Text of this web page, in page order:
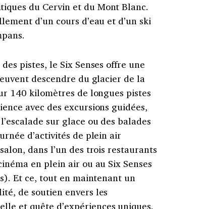
du Cervin et du Mont Blanc.
d’un cours d’eau et d’un ski
pistes, le Six Senses offre une
descendre du glacier de la
140 kilomètres de longues pistes
avec des excursions guidées,
sur glace ou des balades
d’activités de plein air
dans l’un des trois restaurants
en plein air ou au Six Senses
Et ce, tout en maintenantun
de soutien envers les
et quête d’expériences uniques.